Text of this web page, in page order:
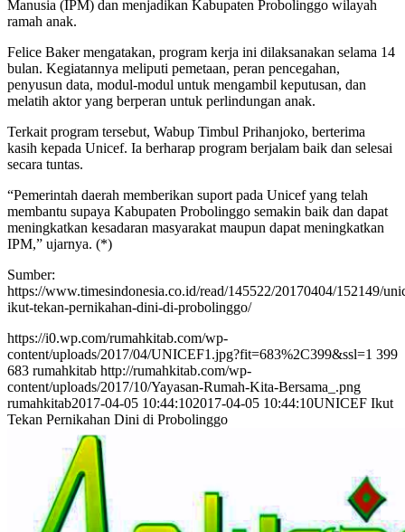
Manusia (IPM) dan menjadikan Kabupaten Probolinggo wilayah
ramah anak.
Felice Baker mengatakan, program kerja ini dilaksanakan selama 14
bulan. Kegiatannya meliputi pemetaan, peran pencegahan,
penyusun data, modul-modul untuk mengambil keputusan, dan
melatih aktor yang berperan untuk perlindungan anak.
Terkait program tersebut, Wabup Timbul Prihanjoko, berterima
kasih kepada Unicef. Ia berharap program berjalam baik dan selesai
secara tuntas.
“Pemerintah daerah memberikan suport pada Unicef yang telah
membantu supaya Kabupaten Probolinggo semakin baik dan dapat
meningkatkan kesadaran masyarakat maupun dapat meningkatkan
IPM,” ujarnya. (*)
Sumber:
https://www.timesindonesia.co.id/read/145522/20170404/152149/
ikut-tekan-pernikahan-dini-di-probolinggo/
https://i0.wp.com/rumahkitab.com/wp-
content/uploads/2017/04/UNICEF1.jpg?fit=683%2C399&ssl=1 399
683 rumahkitab http://rumahkitab.com/wp-
content/uploads/2017/10/Yayasan-Rumah-Kita-Bersama_.png
rumahkitab2017-04-05 10:44:102017-04-05 10:44:10UNICEF Ikut
Tekan Pernikahan Dini di Probolinggo